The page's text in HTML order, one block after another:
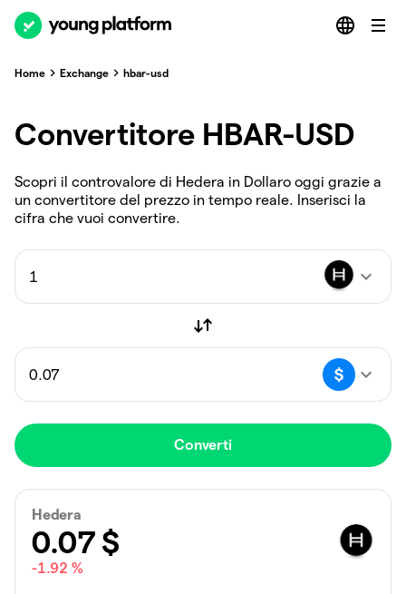
Home Exchange hbar-usd
Convertitore HBAR-USD
Scopri il controvalore di Hedera in Dollaro oggi grazie a
un convertitore del prezzo in tempo reale. Inserisci la
cifra che vuoi convertire.
Converti
Hedera
0.07 $
-1.92 %